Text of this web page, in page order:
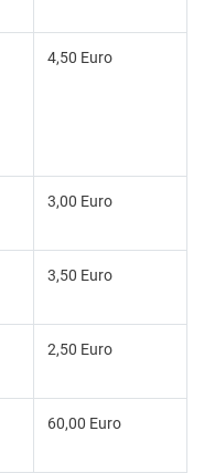
4,50 Euro
3,00 Euro
3,50 Euro
2,50 Euro
60,00 Euro